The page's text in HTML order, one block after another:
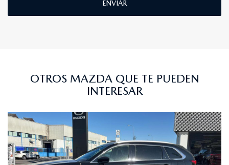
ENVIAR
OTROS MAZDA QUE TE PUEDEN
INTERESAR